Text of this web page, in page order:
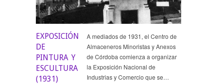
EXPOSICIÓN
DE
PINTURA Y
ESCULTURA
(1931)
A mediados de 1931, el Centro de
Almaceneros Minoristas y Anexos
de Córdoba comienza a organizar
la Exposición Nacional de
Industrias y Comercio que se…